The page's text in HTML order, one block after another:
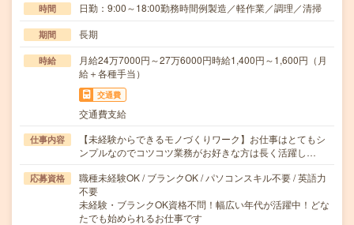
時間 日勤：9:00～18:00勤務時間例製造／軽作業／調理／清掃
期間 長期
時給
月給24万7000円～27万6000円時給1,400円～1,600円（月
給＋各種手当）
交通費
交通費支給
仕事内容
【未経験からできるモノづくりワーク】お仕事はとてもシ
ンプルなのでコツコツ業務がお好きな方は長く活躍し…
応募資格
職種未経験OK / ブランクOK / パソコンスキル不要 / 英語力
不要
未経験・ブランクOK資格不問！幅広い年代が活躍中！どな
たでも始められるお仕事です